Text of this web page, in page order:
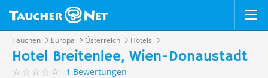
Tauchen Europa Österreich Hotels
Hotel Breitenlee, Wien-Donaustadt
1 Bewertungen